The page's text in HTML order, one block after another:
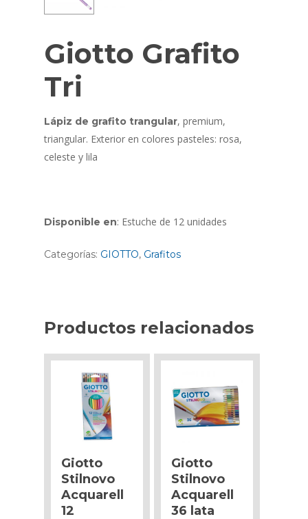
Giotto Grafito
Tri
Lápiz de grafito trangular, premium,
triangular. Exterior en colores pasteles: rosa,
celeste y lila
Disponible en: Estuche de 12 unidades
Categorías: GIOTTO, Grafitos
Productos relacionados
Giotto
Stilnovo
Acquarell
12
Giotto
Stilnovo
Acquarell
36 lata